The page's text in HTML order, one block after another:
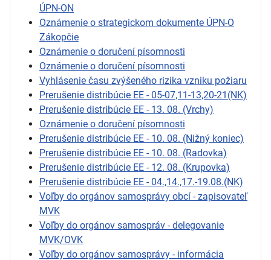
ÚPN-ON
Oznámenie o strategickom dokumente ÚPN-O
Zákopčie
Oznámenie o doručení písomnosti
Oznámenie o doručení písomnosti
Vyhlásenie času zvýšeného rizika vzniku požiaru
Prerušenie distribúcie EE - 05-07,11-13,20-21(NK)
Prerušenie distribúcie EE - 13. 08. (Vrchy)
Oznámenie o doručení písomnosti
Prerušenie distribúcie EE - 10. 08. (Nižný koniec)
Prerušenie distribúcie EE - 10. 08. (Radovka)
Prerušenie distribúcie EE - 12. 08. (Krupovka)
Prerušenie distribúcie EE - 04.,14.,17.-19.08.(NK)
Voľby do orgánov samosprávy obcí - zapisovateľ
MVK
Voľby do orgánov samospráv - delegovanie
MVK/OVK
Voľby do orgánov samosprávy - informácia